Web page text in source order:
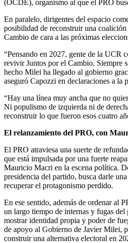
(OCDE), organismo al que el PRO
En paralelo, dirigentes del espacio
posibilidad de reconstruir una
Cambio de cara a las próximas
“Pensando en 2027, gente de la UCR
revivir Juntos por el Cambio. Siempre
hecho Milei ha llegado al gobierno
aseguró Capozzi en declaraciones a la
“Hay una línea muy ancha que no
Ni populismo de izquierda ni de
reconstruir lo que fueron esos cuatro
El relanzamiento del PRO, con
El PRO atraviesa una suerte de
que está impulsada por una fuerte
Mauricio Macri en la escena política.
presidencia del partido, busca darle
recuperar el protagonismo perdido.
En ese sentido, además de ordenar al
un largo tiempo de internas y fugas
mostrar identidad propia y poder de
de apoyo al Gobierno de Javier Milei,
construir una alternativa electoral en